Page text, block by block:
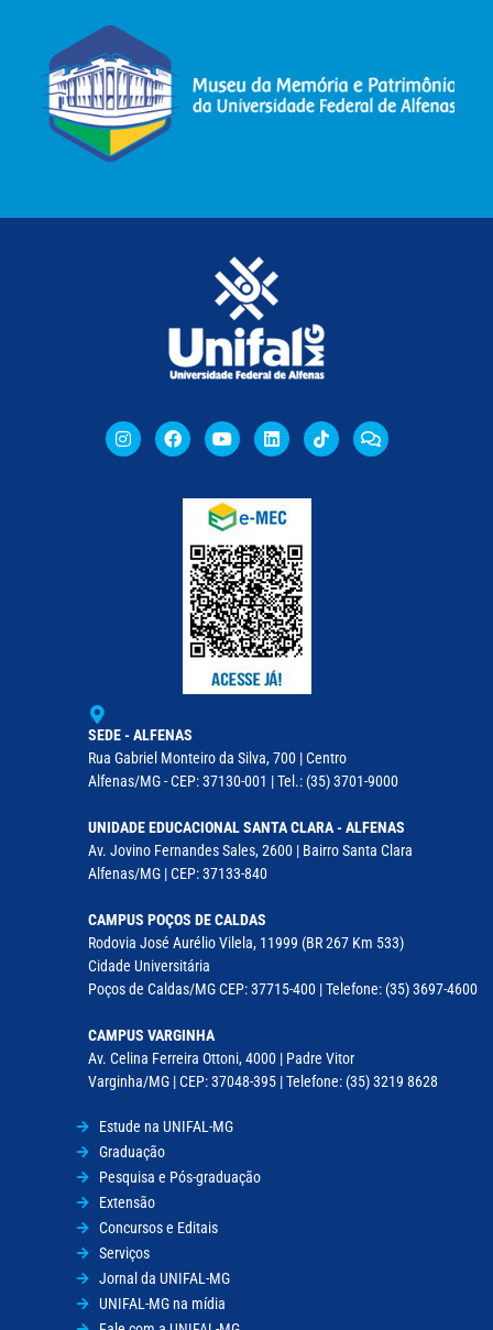
SEDE - ALFENAS
Rua Gabriel Monteiro da Silva, 700 | Centro
Alfenas/MG - CEP: 37130-001 | Tel.: (35) 3701-9000
UNIDADE EDUCACIONAL SANTA CLARA - ALFENAS
Av. Jovino Fernandes Sales, 2600 | Bairro Santa Clara
Alfenas/MG | CEP: 37133-840
CAMPUS POÇOS DE CALDAS
Rodovia José Aurélio Vilela, 11999 (BR 267 Km 533)
Cidade Universitária
Poços de Caldas/MG CEP: 37715-400 | Telefone: (35) 3697-4600
CAMPUS VARGINHA
Av. Celina Ferreira Ottoni, 4000 | Padre Vitor
Varginha/MG | CEP: 37048-395 | Telefone: (35) 3219 8628
Estude na UNIFAL-MG
Graduação
Pesquisa e Pós-graduação
Extensão
Concursos e Editais
Serviços
Jornal da UNIFAL-MG
UNIFAL-MG na mídia